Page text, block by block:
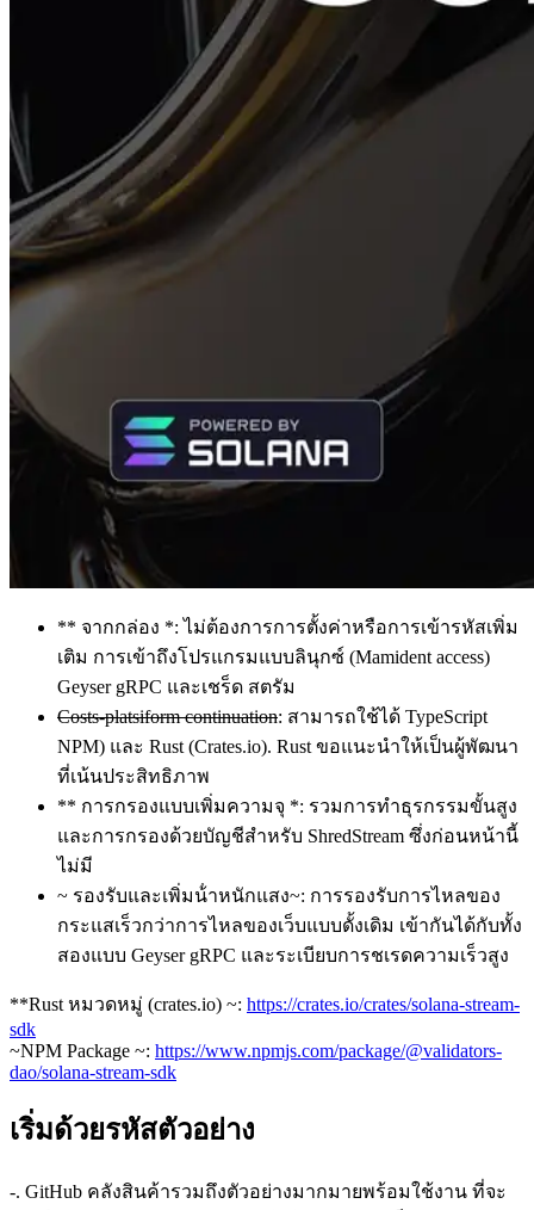
** จากกล่อง *: ไม่ต้องการการตั้งค่าหรือการเข้ารหัสเพิ่ม
เติม การเข้าถึงโปรแกรมแบบลินุกซ์ (Mamident access)
Geyser gRPC และเชร็ด สตรัม
Costs-platsiform continuation: สามารถใช้ได้ TypeScript
NPM) และ Rust (Crates.io). Rust ขอแนะนําให้เป็นผู้พัฒนา
ที่เน้นประสิทธิภาพ
** การกรองแบบเพิ่มความจุ *: รวมการทําธุรกรรมขั้นสูง
และการกรองด้วยบัญชีสําหรับ ShredStream ซึ่งก่อนหน้านี้
ไม่มี
~ รองรับและเพิ่มน้ําหนักแสง~: การรองรับการไหลของ
กระแสเร็วกว่าการไหลของเว็บแบบดั้งเดิม เข้ากันได้กับทั้ง
สองแบบ Geyser gRPC และระเบียบการชเรดความเร็วสูง
**Rust หมวดหมู่ (crates.io) ~: https://crates.io/crates/solana-stream-
sdk
~NPM Package ~: https://www.npmjs.com/package/@validators-
dao/solana-stream-sdk
เริ่มด้วยรหัสตัวอย่าง
-. GitHub คลังสินค้ารวมถึงตัวอย่างมากมายพร้อมใช้งาน ที่จะ